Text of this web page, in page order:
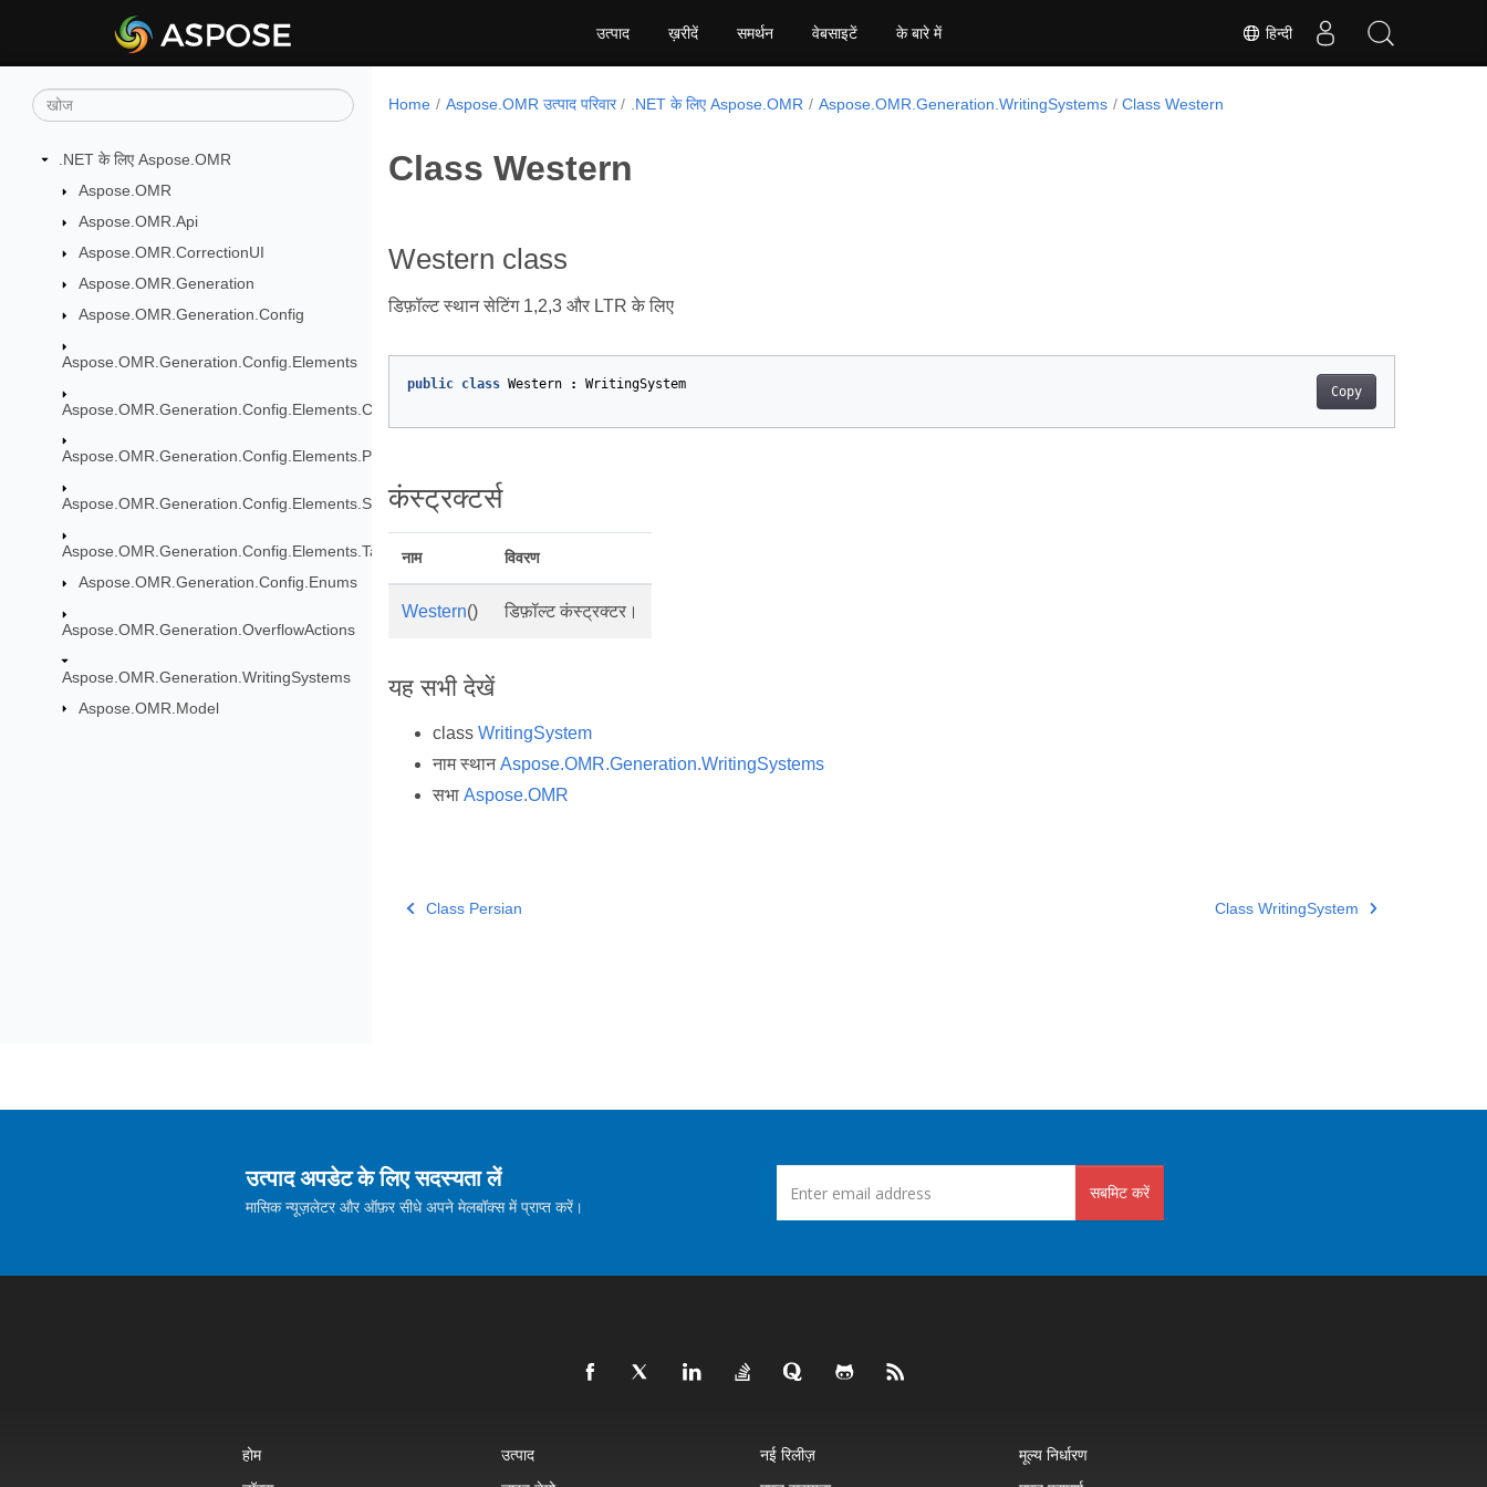
हिन्दी
उत्पाद ख़रीदें समर्थन वेबसाइटें के बारे में
.NET के लिए Aspose.OMR
Aspose.OMR
Aspose.OMR.Api
Aspose.OMR.CorrectionUI
Aspose.OMR.Generation
Aspose.OMR.Generation.Config
Aspose.OMR.Generation.Config.Elements
Aspose.OMR.Generation.Config.Elements.CustomAnswerSheet
Aspose.OMR.Generation.Config.Elements.Parents
Aspose.OMR.Generation.Config.Elements.ScoreGroup
Aspose.OMR.Generation.Config.Elements.Table
Aspose.OMR.Generation.Config.Enums
Aspose.OMR.Generation.OverflowActions
Aspose.OMR.Generation.WritingSystems
Aspose.OMR.Model
Home Aspose.OMR उत्पाद परिवार .NET के लिए Aspose.OMR Aspose.OMR.Generation.WritingSystems Class Western
Class Western
Western class
डिफ़ॉल्ट स्थान सेटिंग 1,2,3 और LTR के लिए
Copy
public class Western : WritingSystem
कंस्ट्रक्टर्स
नाम विवरण
Western() डिफ़ॉल्ट कंस्ट्रक्टर।
यह सभी देखें
class WritingSystem
नाम स्थानAspose.OMR.Generation.WritingSystems
सभा Aspose.OMR
Class Persian Class WritingSystem
उत्पाद अपडेट के लिए सदस्यता लें
मासिक न्यूज़लेटर और ऑफ़र सीधे अपने मेलबॉक्स में प्राप्त करें।
सबमिट करें
होम उत्पाद नई रिलीज़
मूल्य निर्धारण